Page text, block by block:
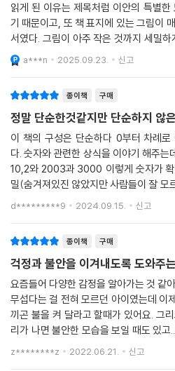
지 ‘불안 수리 도구’들 역시 간단하면서
‘안전지대’를 되찾게 도와줍니다.
이 책에는 시험공부, 많은 사람 앞에서
걱정과 불안에서 벗어나 새롭고 흥미로운
되찾는 방법도 담고 있지요. 이 책은 걱정
이 한층 더 용감하고 슬기롭게 헤쳐나갈
읽게 된 이유는 제목처럼 이안의 특별
기 때문이고, 또 책 표지에 있는 그림이
서였다. 그림이 아주 작은 것까지 세밀
루하거나 집중이 안 될 때는 각 장 안의
추천한다.
a***n 2025.09.23. 신고
종이책 구매
정말 단순한것같지만 단순하지 않
이 책의 구성은 단순하다 0부터 차례
다. 숫자와 관련한 상식을 이야기 해주는
10,2와 2003과 3000 이렇게 숫자가 확
밀(숨겨져있진 않았지만 사람들이 잘 모
말 흥미로운 책이다
d*********9 2024.09.15. 신고
종이책 구매
걱정과 불안을 이겨내도록 도와주
요즘들어 다양한 감정을 알아가는 것 같아요. 깜깜한
무섭다는 걸 전혀 모르던 아이였는데 이제는 무서움을 느
끼곤 불을 켜 달라고 할때가 있어요. 그리고 무언가 큰 소
리가 나면 불안한 모습을 보일 때도 있고.. 무언가 한층 커
가면서 감정에 대해서도 조금 더 성숙해진 느낌도 드는
z********z 2022.06.21. 신고